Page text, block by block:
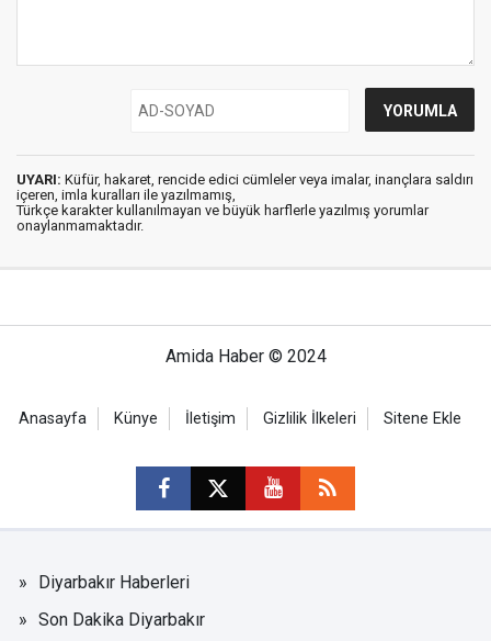
UYARI: Küfür, hakaret, rencide edici cümleler veya imalar, inançlara saldırı
içeren, imla kuralları ile yazılmamış,
Türkçe karakter kullanılmayan ve büyük harflerle yazılmış yorumlar
onaylanmamaktadır.
Amida Haber © 2024
Anasayfa Künye İletişim Gizlilik İlkeleri Sitene Ekle
Diyarbakır Haberleri
Son Dakika Diyarbakır